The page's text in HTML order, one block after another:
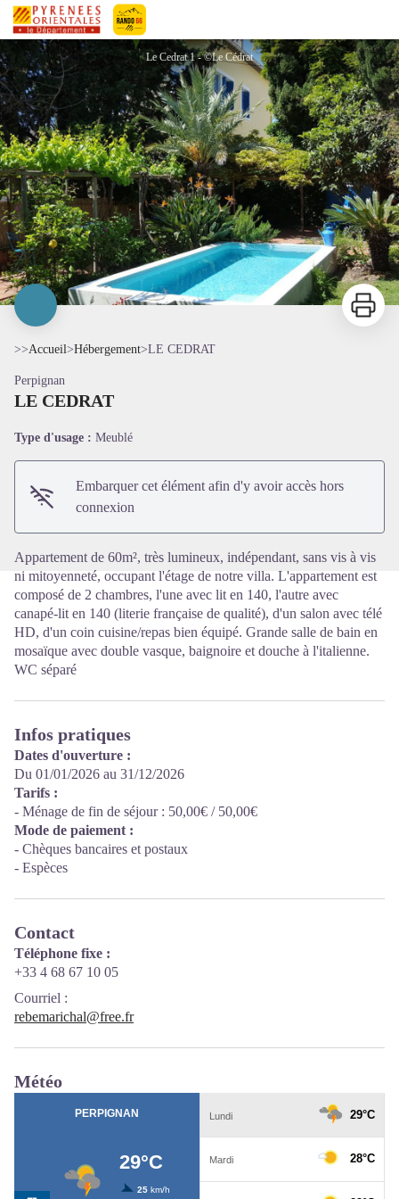
Pyrénées-Orientales Le Département
LE CEDRAT
Le Cedrat 1 - ©Le Cédrat
Imprimer
>>Accueil>Hébergement>LE CEDRAT
Perpignan
LE CEDRAT
Type d'usage : Meublé
Embarquer cet élément afin d'y avoir accès hors
connexion
Appartement de 60m², très lumineux, indépendant, sans vis à vis
ni mitoyenneté, occupant l'étage de notre villa. L'appartement est
composé de 2 chambres, l'une avec lit en 140, l'autre avec
canapé-lit en 140 (literie française de qualité), d'un salon avec télé
HD, d'un coin cuisine/repas bien équipé. Grande salle de bain en
mosaïque avec double vasque, baignoire et douche à l'italienne.
WC séparé
Infos pratiques
Dates d'ouverture :
Du 01/01/2026 au 31/12/2026
Tarifs :
- Ménage de fin de séjour : 50,00€ / 50,00€
Mode de paiement :
- Chèques bancaires et postaux
- Espèces
Contact
Téléphone fixe :
+33 4 68 67 10 05
Courriel :
rebemarichal@free.fr
Météo